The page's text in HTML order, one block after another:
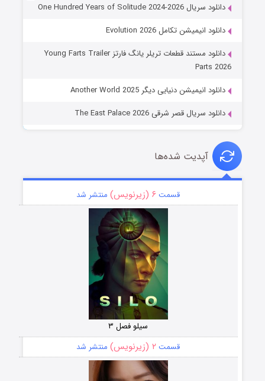
دانلود سریال One Hundred Years of Solitude 2024-2026
دانلود انیمیشن تکامل Evolution 2026
دانلود مستند قطعات تریلر یانگ فارتز Young Farts Trailer
Parts 2026
دانلود انیمیشن دنیایی دیگر Another World 2025
دانلود سریال قصر شرقی The East Palace 2026
آپدیت شده‌ها
قسمت ۶ (زیرنویس) منتشر شد
سیلو فصل ۳
قسمت ۲ (زیرنویس) منتشر شد